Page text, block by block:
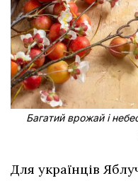
Багатий врожай і
Для українців